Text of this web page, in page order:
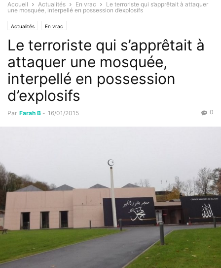
Accueil Actualités En vrac
Le terroriste qui s’apprêtait à attaquer
une mosquée, interpellé en possession d’explosifs
Actualités En vrac
Le terroriste qui s’apprêtait à
attaquer une mosquée,
interpellé en possession
d’explosifs
Par Farah B - 16/01/2015 0